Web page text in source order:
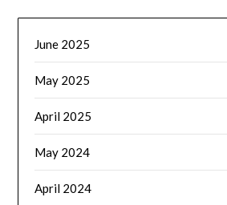
June 2025
May 2025
April 2025
May 2024
April 2024